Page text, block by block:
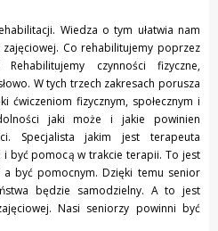
Wiedza o tym ułatwia nam
Co rehabilitujemy poprzez
czynności fizyczne,
W tych trzech zakresach porusza
ćwiczeniom fizycznym, społecznym i
jaki może i jakie powinien
Specjalista jakim jest terapeuta
być pomocą w trakcie terapii. To jest
być pomocnym. Dzięki temu senior
będzie samodzielny. A to jest
Nasi seniorzy powinni być